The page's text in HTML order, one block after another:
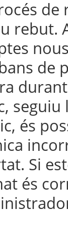
de
rebut.
de
és
Si
és